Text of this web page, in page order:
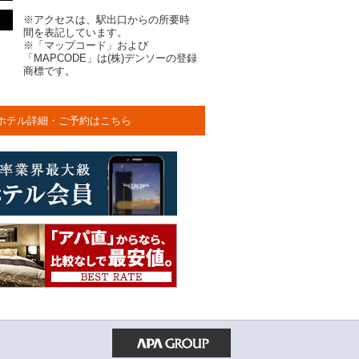
※アクセスは、駅出口からの所要時
間を表記しています。
※「マップコード」および
「MAPCODE」は(株)デンソーの登録
商標です。
テル詳細・ご予約はこちら